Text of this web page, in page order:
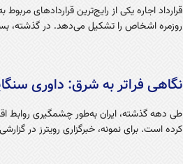
قرارداد اجاره یکی از رایج‌ترین قراردادهای
روزمره اشخاص را تشکیل می‌دهد. در گذشته،
نگاهی فراتر به شرق: داوری
طی دهه گذشته، ایران به‌طور چشمگیری
کرده است. برای نمونه، خبرگزاری رویترز در